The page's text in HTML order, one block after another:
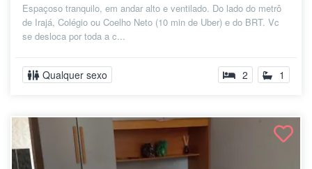
Espaçoso tranquilo, em andar alto e ventilado. Do lado do metrô
de Irajá, Colégio ou Coelho Neto (10 min de Uber) e do BRT. Vc
se desloca por toda a c...
Qualquer sexo 2 1